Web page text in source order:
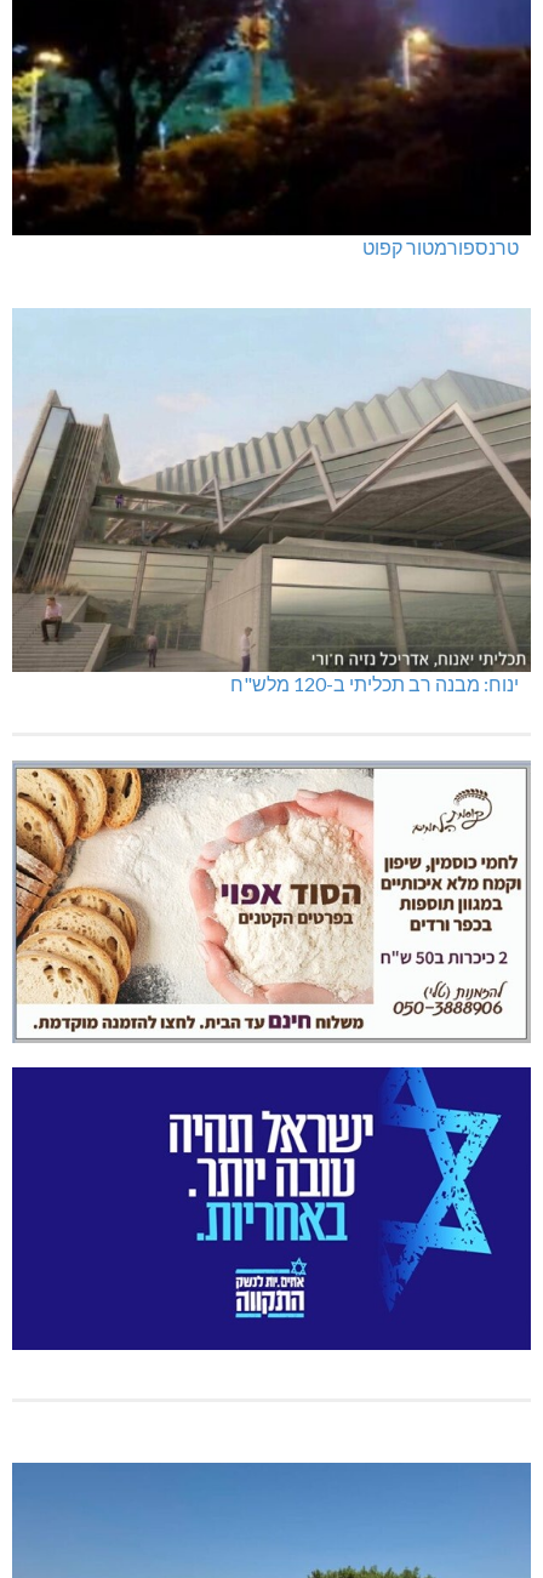
טרנספורמטור קפוט
ינוח: מבנה רב תכליתי ב-120 מלש"ח